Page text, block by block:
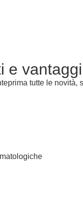
e
tutte le